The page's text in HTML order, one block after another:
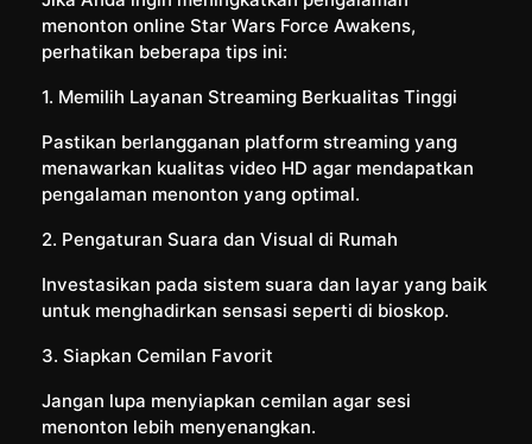
menonton online Star Wars Force Awakens,
perhatikan beberapa tips ini:
1. Memilih Layanan Streaming Berkualitas Tinggi
Pastikan berlangganan platform streaming yang
menawarkan kualitas video HD agar mendapatkan
pengalaman menonton yang optimal.
2. Pengaturan Suara dan Visual di Rumah
Investasikan pada sistem suara dan layar yang baik
untuk menghadirkan sensasi seperti di bioskop.
3. Siapkan Cemilan Favorit
Jangan lupa menyiapkan cemilan agar sesi
menonton lebih menyenangkan.